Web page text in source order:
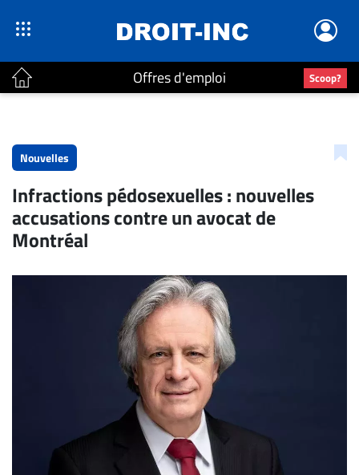
Offres d'emploi Scoop?
Accueil
Continu
Nominations
Bureaux
Conseillers
EMPLOIS
Nouvelles
Infractions pédosexuelles : nouvelles
accusations contre un avocat de
Montréal